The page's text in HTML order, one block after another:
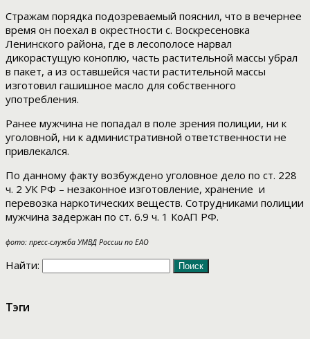
Стражам порядка подозреваемый пояснил, что в вечернее
время он поехал в окрестности с. Воскресеновка
Ленинского района, где в лесополосе нарвал
дикорастущую коноплю, часть растительной массы убрал
в пакет, а из оставшейся части растительной массы
изготовил гашишное масло для собственного
употребления.
Ранее мужчина не попадал в поле зрения полиции, ни к
уголовной, ни к административной ответственности не
привлекался.
По данному факту возбуждено уголовное дело по ст. 228
ч. 2 УК РФ – незаконное изготовление, хранение и
перевозка наркотических веществ. Сотрудниками полиции
мужчина задержан по ст. 6.9 ч. 1 КоАП РФ.
фото: пресс-служба УМВД России по ЕАО
Найти:
Тэги